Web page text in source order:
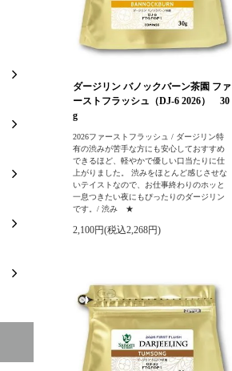
ダージリン バノックバーン茶園 ファ
ーストフラッシュ（DJ-6 2026） 30
g
2026ファーストフラッシュ / ダージリン特
有の渋みが苦手な方にも安心しておすすめ
できるほど、軽やかで優しい口当たりに仕
上がりました。 渋みをほとんど感じさせな
いテイストなので、お仕事終わりのホッと
一息つきたい夜にもぴったりのダージリン
です。/ 渋み ★
2,100円(税込2,268円)